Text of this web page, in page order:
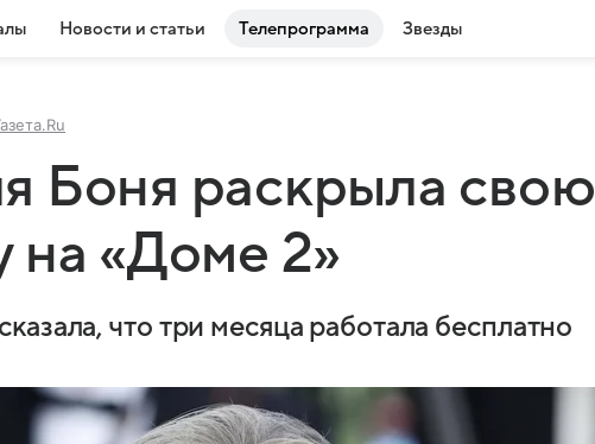
Новости и статьи Телепрограмма Звезды
Боня раскрыла свою
на «Доме 2»
что три месяца работала бесплатно